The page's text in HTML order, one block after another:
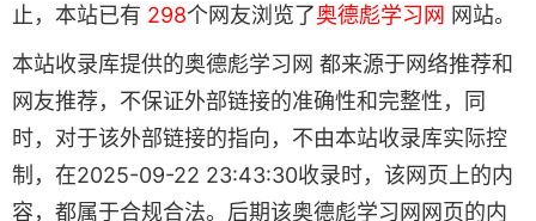
止，本站已有 298个网友浏览了奥德彪学习网 网站。
本站收录库提供的奥德彪学习网 都来源于网络推荐和
网友推荐，不保证外部链接的准确性和完整性，同
时，对于该外部链接的指向，不由本站收录库实际控
制，在2025-09-22 23:43:30收录时，该网页上的内
容，都属于合规合法。后期该奥德彪学习网网页的内